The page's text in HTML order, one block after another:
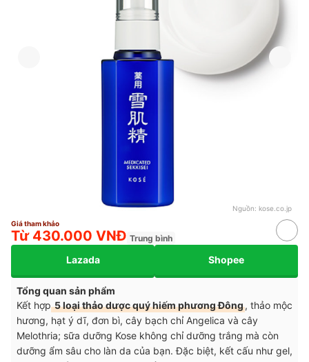
Nguồn: kose.co.jp
Giá tham khảo
Từ 430.000 VNĐ Trung bình
Lazada Shopee
Tổng quan sản phẩm
Kết hợp5 loại thảo dược quý hiếm phương Đông, thảo mộc
hương, hạt ý dĩ, đơn bì, cây bạch chỉ Angelica và cây
Melothria; sữa dưỡng Kose không chỉ dưỡng trắng mà còn
dưỡng ẩm sâu cho làn da của bạn. Đặc biệt, kết cấu như gel,